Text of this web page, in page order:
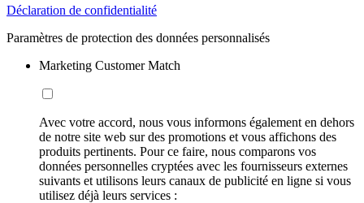
Déclaration de confidentialité
Paramètres de protection des données personnalisés
Marketing Customer Match
Avec votre accord, nous vous informons également en dehors
de notre site web sur des promotions et vous affichons des
produits pertinents. Pour ce faire, nous comparons vos
données personnelles cryptées avec les fournisseurs externes
suivants et utilisons leurs canaux de publicité en ligne si vous
utilisez déjà leurs services :